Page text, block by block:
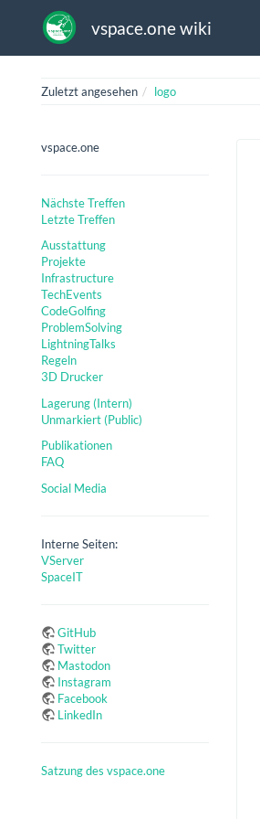
vspace.one wiki
Zuletzt angesehen logo
vspace.one
Nächste Treffen
Letzte Treffen
Ausstattung
Projekte
Infrastructure
TechEvents
CodeGolfing
ProblemSolving
LightningTalks
Regeln
3D Drucker
Lagerung (Intern)
Unmarkiert (Public)
Publikationen
FAQ
Social Media
Interne Seiten:
VServer
SpaceIT
GitHub
Twitter
Mastodon
Instagram
Facebook
LinkedIn
Satzung des vspace.one